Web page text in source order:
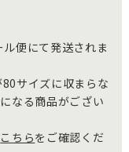
便にて発送されま
サイズに収まらな
なる商品がござい
こちらをご確認くだ